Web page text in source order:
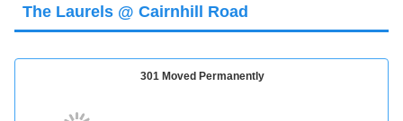
The Laurels @ Cairnhill Road
301 Moved Permanently